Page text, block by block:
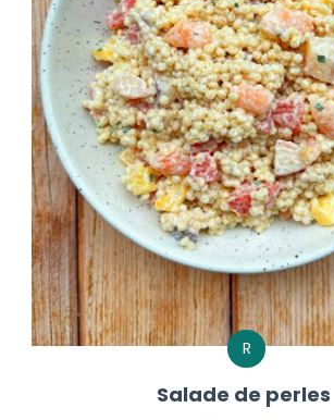
R
Salade de perles